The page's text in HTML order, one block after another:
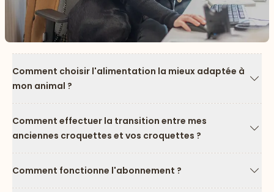
Comment choisir l'alimentation la mieux adaptée à
mon animal ?
Comment effectuer la transition entre mes
anciennes croquettes et vos croquettes ?
Comment fonctionne l'abonnement ?